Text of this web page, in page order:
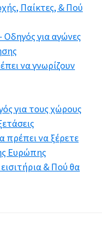
Παίκτες, & Πού
Οδηγός για αγώνες
να γνωρίζουν
για τους χώρους
πρέπει να ξέρετε
Ευρώπης
& Πού θα